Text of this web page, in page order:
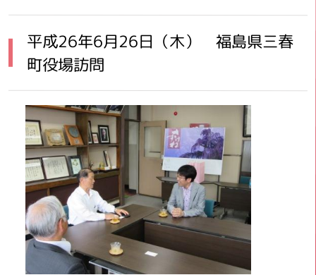
平成26年6月26日（木） 福島県三春
町役場訪問